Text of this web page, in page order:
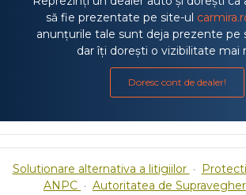
să fie prezentate pe site-ul
anunțurile tale sunt deja prezente pe
dar îți dorești o vizibilitate mai
Doresc cont de dealer!
Solutionare alternativa a litigiilor ·
ANPC · Autoritatea de